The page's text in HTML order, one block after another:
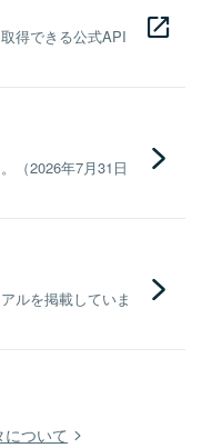
得できる公式API
（2026年7月31日
ルを掲載していま
ついて